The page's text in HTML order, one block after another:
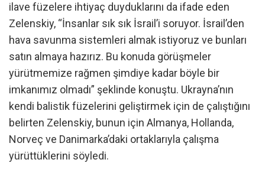
ilave füzelere ihtiyaç duyduklarını da ifade eden
Zelenskiy, “İnsanlar sık sık İsrail’i soruyor. İsrail’den
hava savunma sistemleri almak istiyoruz ve bunları
satın almaya hazırız. Bu konuda görüşmeler
yürütmemize rağmen şimdiye kadar böyle bir
imkanımız olmadı” şeklinde konuştu. Ukrayna’nın
kendi balistik füzelerini geliştirmek için de çalıştığını
belirten Zelenskiy, bunun için Almanya, Hollanda,
Norveç ve Danimarka’daki ortaklarıyla çalışma
yürüttüklerini söyledi.